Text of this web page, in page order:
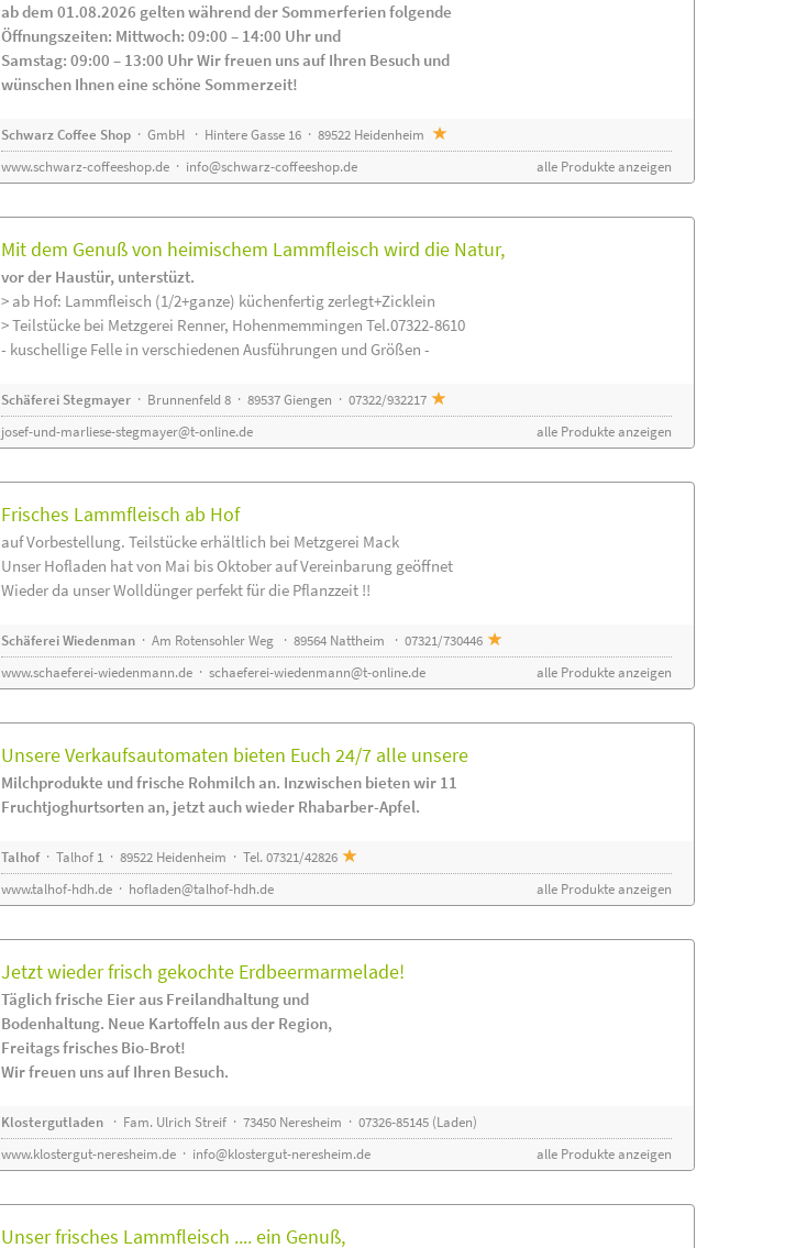
ab dem 01.08.2026 gelten während der Sommerferien folgende
Öffnungszeiten: Mittwoch: 09:00 – 14:00 Uhr und
Samstag: 09:00 – 13:00 Uhr Wir freuen uns auf Ihren Besuch und
wünschen Ihnen eine schöne Sommerzeit!
Schwarz Coffee Shop· GmbH · Hintere Gasse 16 · 89522 Heidenheim
www.schwarz-coffeeshop.de· info@schwarz-coffeeshop.de alle Produkte anzeigen
Mit dem Genuß von heimischem Lammfleisch wird die Natur,
vor der Haustür, unterstüzt.
> ab Hof: Lammfleisch (1/2+ganze) küchenfertig zerlegt+Zicklein
> Teilstücke bei Metzgerei Renner, Hohenmemmingen Tel.07322-8610
- kuschellige Felle in verschiedenen Ausführungen und Größen -
Schäferei Stegmayer· Brunnenfeld 8 · 89537 Giengen · 07322/932217
josef-und-marliese-stegmayer@t-online.de
alle Produkte anzeigen
Frisches Lammfleisch ab Hof
auf Vorbestellung. Teilstücke erhältlich bei Metzgerei Mack
Unser Hofladen hat von Mai bis Oktober auf Vereinbarung geöffnet
Wieder da unser Wolldünger perfekt für die Pflanzzeit !!
Schäferei Wiedenman· Am Rotensohler Weg · 89564 Nattheim · 07321/730446
www.schaeferei-wiedenmann.de· schaeferei-wiedenmann@t-online.de alle Produkte anzeigen
Unsere Verkaufsautomaten bieten Euch 24/7 alle unsere
Milchprodukte und frische Rohmilch an. Inzwischen bieten wir 11
Fruchtjoghurtsorten an, jetzt auch wieder Rhabarber-Apfel.
Talhof· Talhof 1 · 89522 Heidenheim · Tel. 07321/42826
www.talhof-hdh.de· hofladen@talhof-hdh.de alle Produkte anzeigen
Jetzt wieder frisch gekochte Erdbeermarmelade!
Täglich frische Eier aus Freilandhaltung und
Bodenhaltung. Neue Kartoffeln aus der Region,
Freitags frisches Bio-Brot!
Wir freuen uns auf Ihren Besuch.
Klostergutladen · Fam. Ulrich Streif · 73450 Neresheim · 07326-85145 (Laden)
www.klostergut-neresheim.de· info@klostergut-neresheim.de alle Produkte anzeigen
Unser frisches Lammfleisch .... ein Genuß,